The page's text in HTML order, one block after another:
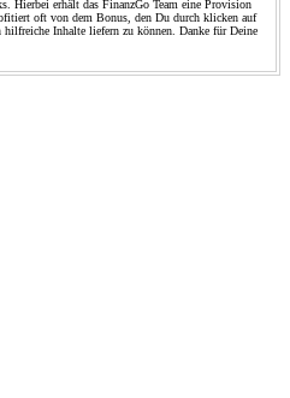
Hierbei erhält das FinanzGo Team eine Provision
oft von dem Bonus, den Du durch klicken auf
Inhalte liefern zu können. Danke für Deine